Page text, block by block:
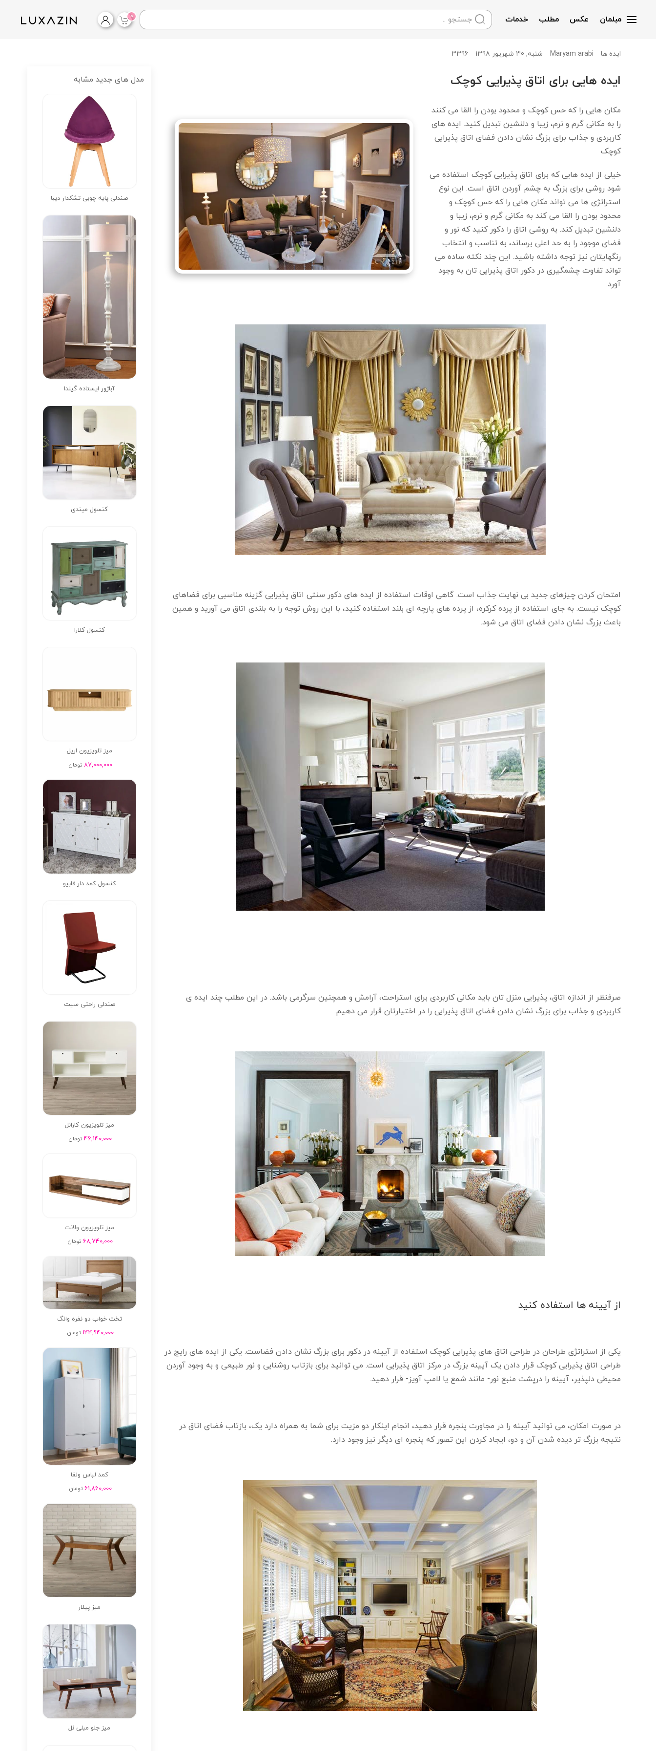
مبلمان عکس مطلب خدمات 0
ایده ها Maryam arabi شنبه, 30 شهریور 1398 3396
ایده هایی برای اتاق پذیرایی کوچک
مکان هایی را که حس کوچک و محدود بودن را القا می کنند
را به مکانی گرم و نرم، زیبا و دلنشین تبدیل کنید. ایده های
کاربردی و جذاب برای بزرگ نشان دادن فضای اتاق پذیرایی
کوچک
خیلی از ایده هایی که برای اتاق پذیرایی کوچک استفاده می
شود روشی برای بزرگ به چشم آوردن اتاق است. این نوع
استراتژی ها می تواند مکان هایی را که حس کوچک و
محدود بودن را القا می کند به مکانی گرم و نرم، زیبا و
دلنشین تبدیل کند. به روشی اتاق را دکور کنید که نور و
فضای موجود را به حد اعلی برساند، به تناسب و انتخاب
رنگهایتان نیز توجه داشته باشید. این چند نکته ساده می
تواند تفاوت چشمگیری در دکور اتاق پذیرایی تان به وجود
آورد.
امتحان کردن چیزهای جدید بی نهایت جذاب است. گاهی اوقات استفاده از ایده های دکور سنتی اتاق پذیرایی گزینه مناسبی برای فضاهای
کوچک نیست. به جای استفاده از پرده کرکره، از پرده های پارچه ای بلند استفاده کنید، با این روش توجه را به بلندی اتاق می آورید و همین
باعث بزرگ نشان دادن فضای اتاق می شود.
صرفنظر از اندازه اتاق، پذیرایی منزل تان باید مکانی کاربردی برای استراحت، آرامش و همچنین سرگرمی باشد. در این مطلب چند ایده ی
کاربردی و جذاب برای بزرگ نشان دادن فضای اتاق پذیرایی را در اختیارتان قرار می دهیم.
از آیینه ها استفاده کنید
یکی از استراتژی طراحان در طراحی اتاق های پذیرایی کوچک استفاده از آیینه در دکور برای بزرگ نشان دادن فضاست. یکی از ایده های رایج در
طراحی اتاق پذیرایی کوچک قرار دادن یک آیینه بزرگ در مرکز اتاق پذیرایی است. می توانید برای بازتاب روشنایی و نور طبیعی و به وجود آوردن
محیطی دلپذیر، آیینه را درپشت منبع نور- مانند شمع یا لامپ آویز- قرار دهید.
در صورت امکان، می توانید آیینه را در مجاورت پنجره قرار دهید، انجام اینکار دو مزیت برای شما به همراه دارد یک، بازتاب فضای اتاق در
نتیجه بزرگ تر دیده شدن آن و دو، ایجاد کردن این تصور که پنجره ای دیگر نیز وجود دارد.
مدل های جدید مشابه
صندلی پایه چوبی تشکدار دیبا
آباژور ایستاده گیلدا
کنسول میندی
کنسول کلارا
میز تلویزیون اریل
87,000,000 تومان
کنسول کمد دار فابیو
صندلی راحتی سیت
میز تلویزیون کارانل
46,140,000 تومان
میز تلویزیون ولانت
68,740,000 تومان
تخت خواب دو نفره وانگ
144,940,000 تومان
کمد لباس ولفا
61,860,000 تومان
میز پیلار
میز جلو مبلی نل